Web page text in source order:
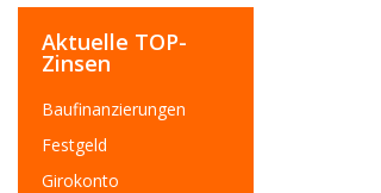
Aktuelle TOP-
Zinsen
Baufinanzierungen
Festgeld
Girokonto